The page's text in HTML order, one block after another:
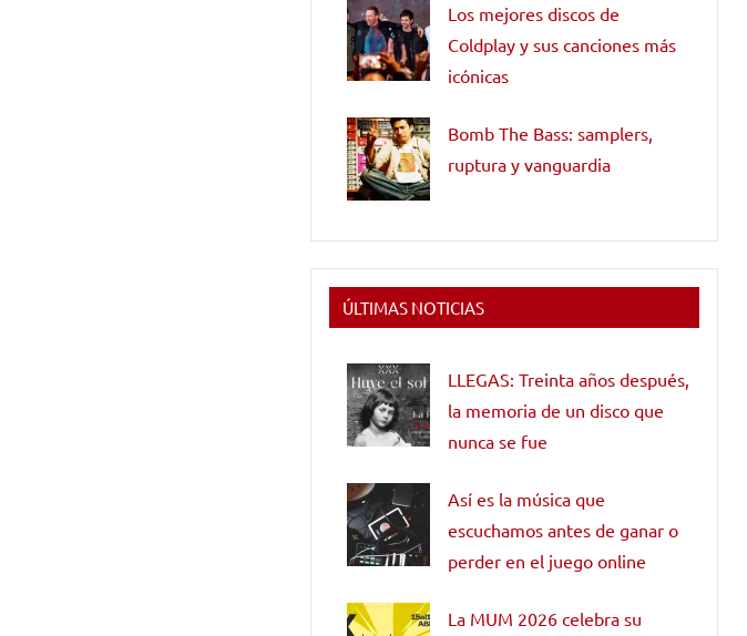
Los mejores discos de
Coldplay y sus canciones más
icónicas
Bomb The Bass: samplers,
ruptura y vanguardia
ÚLTIMAS NOTICIAS
LLEGAS: Treinta años después,
la memoria de un disco que
nunca se fue
Así es la música que
escuchamos antes de ganar o
perder en el juego online
La MUM 2026 celebra su